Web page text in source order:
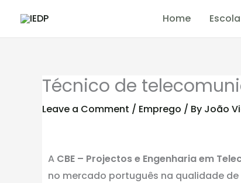
content
Home Escola
Técnico de
Leave a Comment / Emprego / By João
A CBE – Projectos e Engenharia em
no mercado português na qualidade